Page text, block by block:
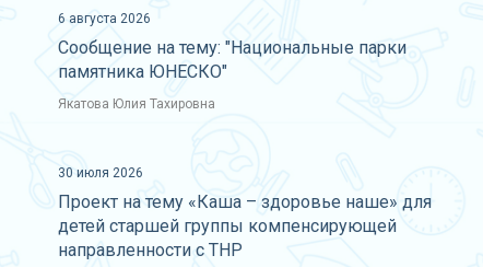
6 августа 2026
Сообщение на тему: "Национальные парки
памятника ЮНЕСКО"
Якатова Юлия Тахировна
30 июля 2026
Проект на тему «Каша – здоровье наше» для
детей старшей группы компенсирующей
направленности с ТНР